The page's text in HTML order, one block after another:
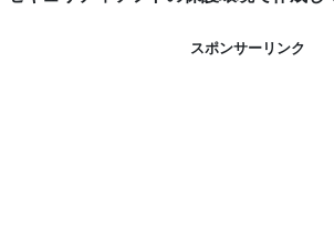
スポンサーリンク